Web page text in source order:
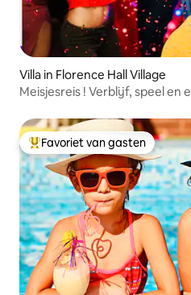
Villa in Florence Hall Village
Meisjesreis ! Verblijf, speel en
Topfavoriet van gasten
Favoriet van gasten